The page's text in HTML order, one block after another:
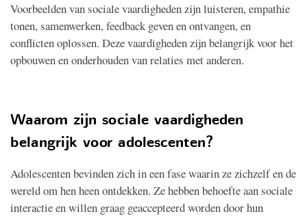
Voorbeelden van sociale vaardigheden zijn luisteren, empathie
tonen, samenwerken, feedback geven en ontvangen, en
conflicten oplossen. Deze vaardigheden zijn belangrijk voor het
opbouwen en onderhouden van relaties met anderen.
Waarom zijn sociale vaardigheden
belangrijk voor adolescenten?
Adolescenten bevinden zich in een fase waarin ze zichzelf en de
wereld om hen heen ontdekken. Ze hebben behoefte aan sociale
interactie en willen graag geaccepteerd worden door hun